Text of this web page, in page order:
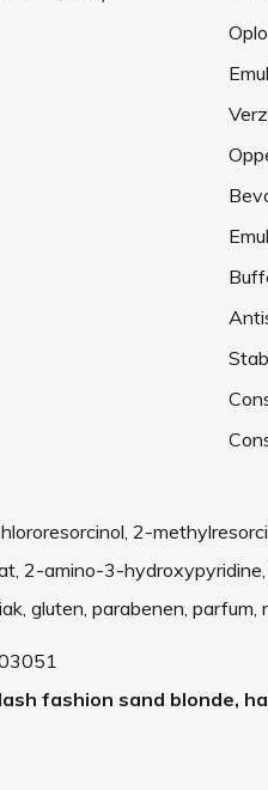
2-
2-amino-3-
gluten, parabenen, parfum,
fashion sand blonde,